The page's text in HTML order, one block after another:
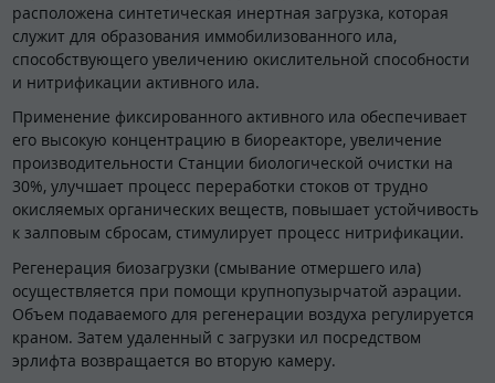
расположена синтетическая инертная загрузка, которая
служит для образования иммобилизованного ила,
способствующего увеличению окислительной способности
и нитрификации активного ила.
Применение фиксированного активного ила обеспечивает
его высокую концентрацию в биореакторе, увеличение
производительности Станции биологической очистки на
30%, улучшает процесс переработки стоков от трудно
окисляемых органических веществ, повышает устойчивость
к залповым сбросам, стимулирует процесс нитрификации.
Регенерация биозагрузки (смывание отмершего ила)
осуществляется при помощи крупнопузырчатой аэрации.
Объем подаваемого для регенерации воздуха регулируется
краном. Затем удаленный с загрузки ил посредством
эрлифта возвращается во вторую камеру.